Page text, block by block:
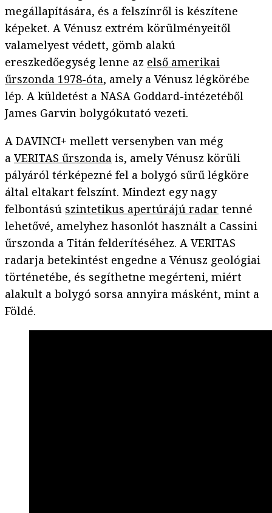
megállapítására, és a felszínről is készítene
képeket. A Vénusz extrém körülményeitől
valamelyest védett, gömb alakú
ereszkedőegység lenne az első amerikai
űrszonda 1978-óta, amely a Vénusz légkörébe
lép. A küldetést a NASA Goddard-intézetéből
James Garvin bolygókutató vezeti.
A DAVINCI+ mellett versenyben van még
a VERITAS űrszonda is, amely Vénusz körüli
pályáról térképezné fel a bolygó sűrű légköre
által eltakart felszínt. Mindezt egy nagy
felbontású szintetikus apertúrájú radar tenné
lehetővé, amelyhez hasonlót használt a Cassini
űrszonda a Titán felderítéséhez. A VERITAS
radarja betekintést engedne a Vénusz geológiai
történetébe, és segíthetne megérteni, miért
alakult a bolygó sorsa annyira másként, mint a
Földé.